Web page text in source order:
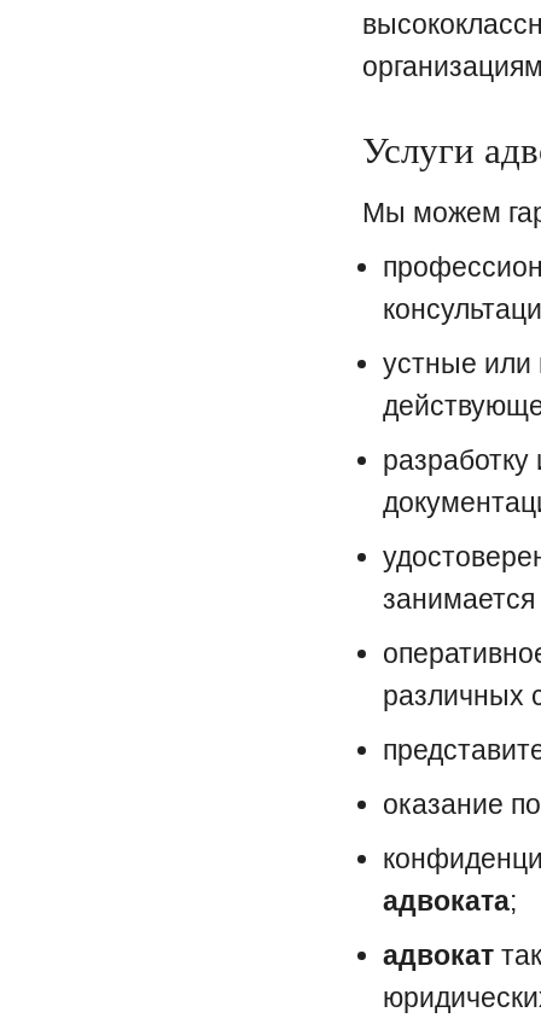
Услуги
Мы можем
устные или
занимается
различных
оказание
адвоката;
адвокат